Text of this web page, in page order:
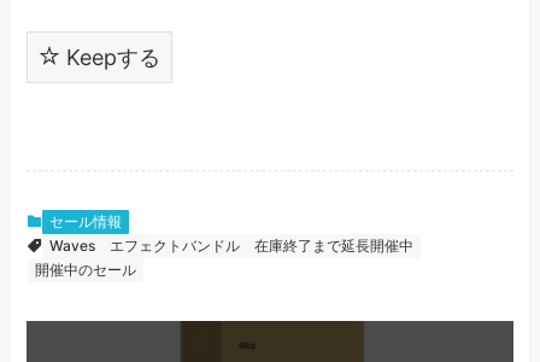
Keepする
セール情報
Waves
エフェクトバンドル
在庫終了まで延長開催中
開催中のセール